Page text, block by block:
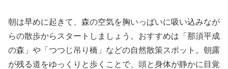
朝は早めに起きて、森の空気を胸いっぱいに吸い込みなが
らの散歩からスタートしましょう。おすすめは「那須平成
の森」や「つつじ吊り橋」などの自然散策スポット。朝露
が残る道をゆっくりと歩くことで、頭と身体が静かに目覚